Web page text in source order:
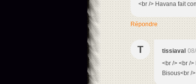
<br /> Havana fait
Répondre
T tissiaval
<br /> <br /
Bisous<br /